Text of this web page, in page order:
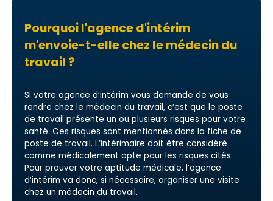
Pourquoi l'agence d'intérim
m'envoie-t-elle chez le médecin du
travail ?
Si votre agence d’intérim vous demande de vous
rendre chez le médecin du travail, c’est que le poste
de travail présente un ou plusieurs risques pour votre
santé. Ces risques sont mentionnés dans la fiche de
poste de travail. L’intérimaire doit être considéré
comme médicalement apte pour les risques cités.
Pour prouver votre aptitude médicale, l’agence
d’intérim va donc, si nécessaire, organiser une visite
chez un médecin du travail.